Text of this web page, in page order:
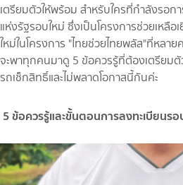
เตรียมตัวให้พร้อม สำหรับใครที่กำลังรอก
แห่งรัฐรอบใหม่ ซึ่งเป็นโครงการช่วยเหลื
ใหม่ในโครงการ "ไทยช่วยไทยพลัส"ที่หลา
จะพาทุกคนมาดู 5 ข้อควรรู้ที่ต้องเตรียมตั
รถเช็กสิทธิ์และไม่พลาดโอกาสนี้กันค่ะ
5 ข้อควรรู้และขั้นตอนการลงทะเบียนรอ